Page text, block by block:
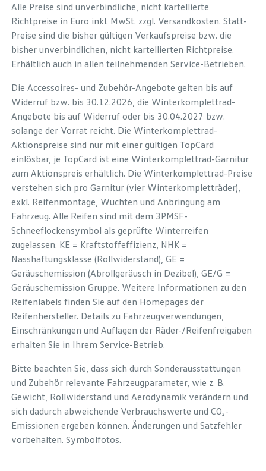
Alle Preise sind unverbindliche, nicht kartellierte
Richtpreise in Euro inkl. MwSt. zzgl. Versandkosten. Statt-
Preise sind die bisher gültigen Verkaufspreise bzw. die
bisher unverbindlichen, nicht kartellierten Richtpreise.
Erhältlich auch in allen teilnehmenden Service-Betrieben.
Die Accessoires- und Zubehör-Angebote gelten bis auf
Widerruf bzw. bis 30.12.2026, die Winterkomplettrad-
Angebote bis auf Widerruf oder bis 30.04.2027 bzw.
solange der Vorrat reicht. Die Winterkomplettrad-
Aktionspreise sind nur mit einer gültigen TopCard
einlösbar, je TopCard ist eine Winterkomplettrad-Garnitur
zum Aktionspreis erhältlich. Die Winterkomplettrad-Preise
verstehen sich pro Garnitur (vier Winterkompletträder),
exkl. Reifenmontage, Wuchten und Anbringung am
Fahrzeug. Alle Reifen sind mit dem 3PMSF-
Schneeflockensymbol als geprüfte Winterreifen
zugelassen. KE = Kraftstoffeffizienz, NHK =
Nasshaftungsklasse (Rollwiderstand), GE =
Geräuschemission (Abrollgeräusch in Dezibel), GE/G =
Geräuschemission Gruppe. Weitere Informationen zu den
Reifenlabels finden Sie auf den Homepages der
Reifenhersteller. Details zu Fahrzeugverwendungen,
Einschränkungen und Auflagen der Räder-/Reifenfreigaben
erhalten Sie in Ihrem Service-Betrieb.
Bitte beachten Sie, dass sich durch Sonderausstattungen
und Zubehör relevante Fahrzeugparameter, wie z. B.
Gewicht, Rollwiderstand und Aerodynamik verändern und
sich dadurch abweichende Verbrauchswerte und CO₂-
Emissionen ergeben können. Änderungen und Satzfehler
vorbehalten. Symbolfotos.